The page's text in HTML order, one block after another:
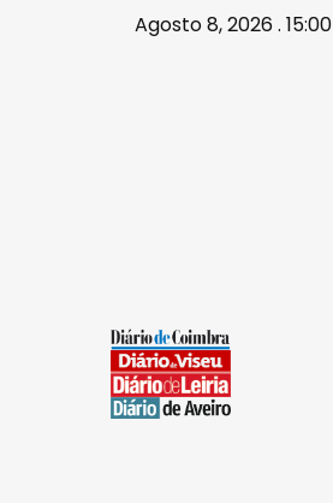
Agosto 8, 2026 . 15:00